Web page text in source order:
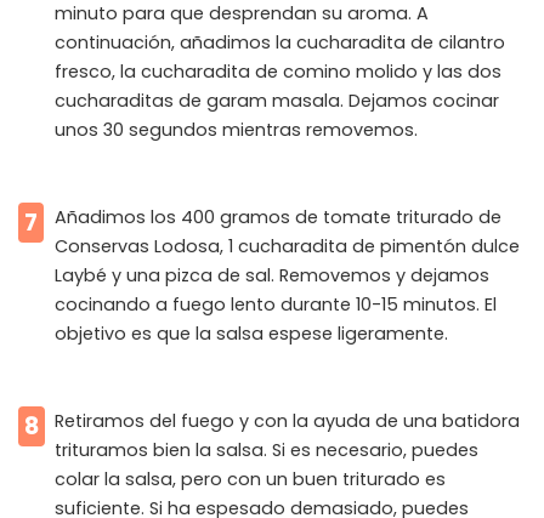
minuto para que desprendan su aroma. A
continuación, añadimos la cucharadita de cilantro
fresco, la cucharadita de comino molido y las dos
cucharaditas de garam masala. Dejamos cocinar
unos 30 segundos mientras removemos.
7
Añadimos los 400 gramos de tomate triturado de
Conservas Lodosa, 1 cucharadita de pimentón dulce
Laybé y una pizca de sal. Removemos y dejamos
cocinando a fuego lento durante 10-15 minutos. El
objetivo es que la salsa espese ligeramente.
8
Retiramos del fuego y con la ayuda de una batidora
trituramos bien la salsa. Si es necesario, puedes
colar la salsa, pero con un buen triturado es
suficiente. Si ha espesado demasiado, puedes